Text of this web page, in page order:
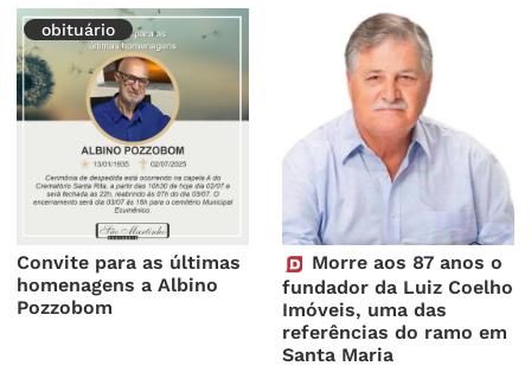
obituário
Convite para as últimas
homenagens a Albino
Pozzobom
Morre aos 87 anos o
fundador da Luiz Coelho
Imóveis, uma das
referências do ramo em
Santa Maria